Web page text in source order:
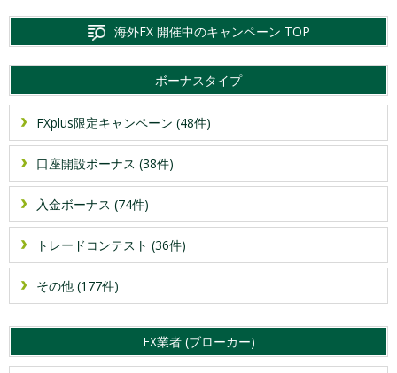
海外FX 開催中のキャンペーン TOP
ボーナスタイプ
FXplus限定キャンペーン (48件)
口座開設ボーナス (38件)
入金ボーナス (74件)
トレードコンテスト (36件)
その他 (177件)
FX業者 (ブローカー)